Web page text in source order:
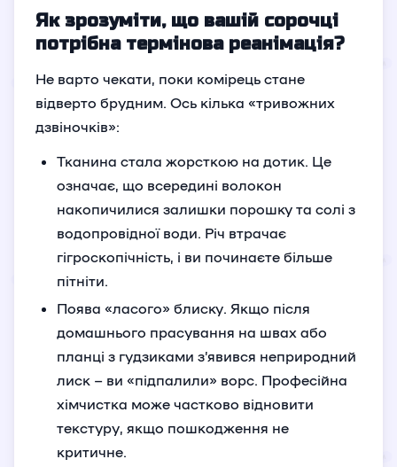
Як зрозуміти, що вашій сорочці
потрібна термінова реанімація?
Не варто чекати, поки комірець стане
відверто брудним. Ось кілька «тривожних
дзвіночків»:
Тканина стала жорсткою на дотик. Це
означає, що всередині волокон
накопичилися залишки порошку та солі з
водопровідної води. Річ втрачає
гігроскопічність, і ви починаєте більше
пітніти.
Поява «ласого» блиску. Якщо після
домашнього прасування на швах або
планці з гудзиками з’явився неприродний
лиск – ви «підпалили» ворс. Професійна
хімчистка може частково відновити
текстуру, якщо пошкодження не
критичне.